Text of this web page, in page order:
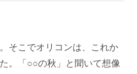
そこでオリコンは、これか
。「○○の秋」と聞いて想像